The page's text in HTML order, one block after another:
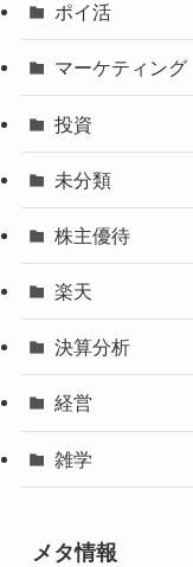
ポイ活
マーケティング
投資
未分類
株主優待
楽天
決算分析
経営
雑学
メタ情報